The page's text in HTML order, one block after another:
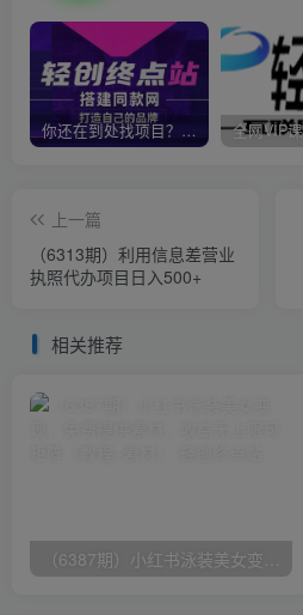
你还在到处找项目？还在当韭菜？我靠卖项目一个月收入5万+，曾经我也是个失败者。
上一篇
（6313期）利用信息差营业
执照代办项目日入500+
相关推荐
（6387期）小红书泳装美女变现，免费提供素材，收益无上限可矩阵（教程+素材）